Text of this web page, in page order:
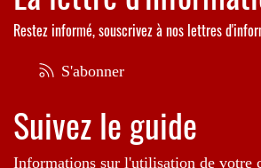
Restez informé, souscrivez à nos lettres
S'abonner
Suivez le guide
Informations sur l'utilisation de votre